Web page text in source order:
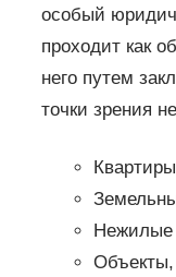
особый
проходит как
него путем
точки зрения
Нежилые